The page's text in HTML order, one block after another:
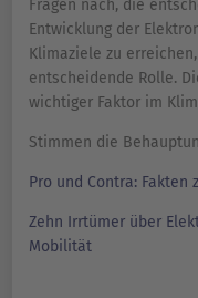
Fragen nach, die
Entwicklung der
Klimaziele zu
entscheidende Rolle.
wichtiger Faktor im
Stimmen die
Pro und Contra: Fakten
Zehn Irrtümer über
Mobilität